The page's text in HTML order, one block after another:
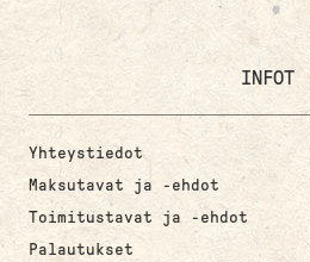
INFOT
Yhteystiedot
Maksutavat ja -ehdot
Toimitustavat ja -ehdot
Palautukset